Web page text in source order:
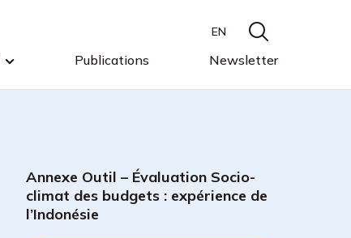
Publications Newsletter
EN
Annexe Outil – Évaluation Socio-
climat des budgets : expérience de
l’Indonésie